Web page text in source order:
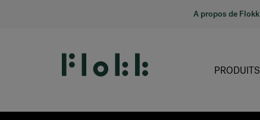
A propos de Flokk
PRODUITS